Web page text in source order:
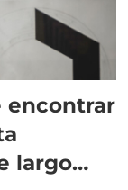
encontrar
largo